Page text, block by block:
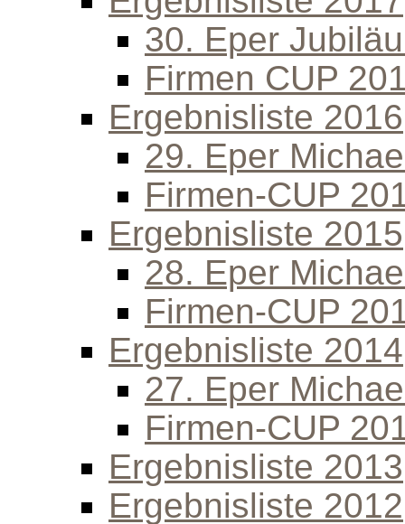
30. Eper
Firmen CUP
Ergebnisliste 2016
29. Eper
Firmen-CUP
Ergebnisliste 2015
28. Eper
Firmen-CUP
Ergebnisliste 2014
27. Eper
Firmen-CUP
Ergebnisliste 2013
Ergebnisliste 2012